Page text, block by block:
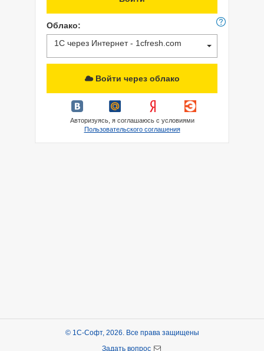
Облако:
1С через Интернет - 1cfresh.com
Войти через облако
Авторизуясь, я соглашаюсь с условиями
Пользовательского соглашения
© 1С-Софт, 2026. Все права защищены
Задать вопрос